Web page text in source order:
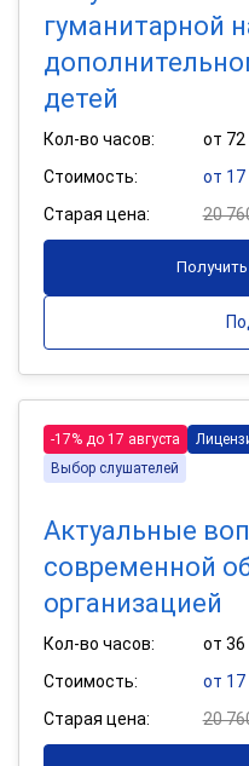
гуманитарной
детей
Кол-во часов:
от 72
Стоимость:
от 17
Старая цена:
20
-17% до 17 августа
Выбор слушателей
Актуальные
современной
организацией
Кол-во часов:
от 36
Стоимость:
от 17
Старая цена:
20